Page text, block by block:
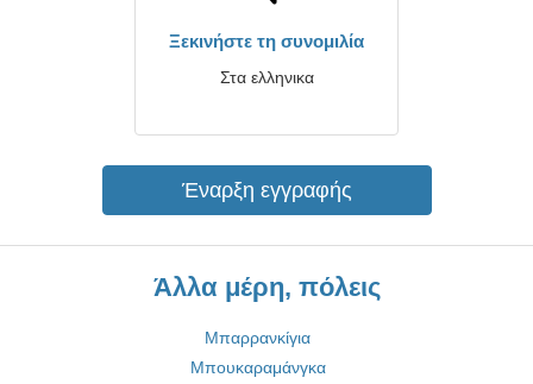
Ξεκινήστε τη συνομιλία
Στα ελληνικα
Έναρξη εγγραφής
Άλλα μέρη, πόλεις
Μπαρρανκίγια
Μπουκαραμάνγκα